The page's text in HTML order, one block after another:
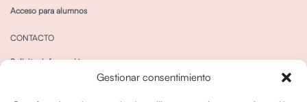
Gestionar consentimiento
Acceso para alumnos
CONTACTO
Solicitar información